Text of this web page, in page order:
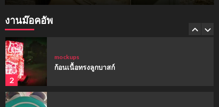
งานม๊อคอัพ
1
2
mockups
ก้อนเนื้อทรงลูกบาสก์